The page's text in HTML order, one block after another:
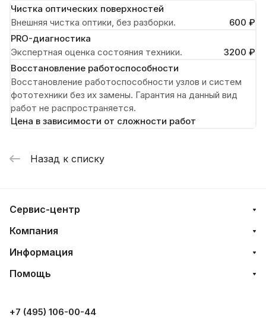
Чистка оптических поверхностей
Внешняя чистка оптики, без разборки.
600 ₽
PRO-диагностика
Экспертная оценка состояния техники.
3200 ₽
Восстановление работоспособности
Восстановление работоспособности узлов и систем
фототехники без их замены. Гарантия на данный вид
работ не распространяется.
Цена в зависимости от сложности работ
Назад к списку
Сервис-центр
Компания
Информация
Помощь
+7 (495) 106-00-44